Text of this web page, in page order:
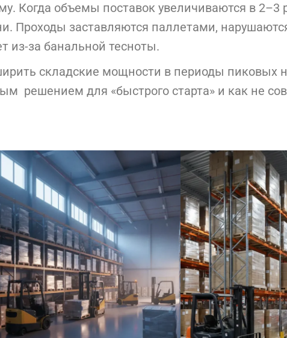
Когда объемы поставок увеличиваются в 2–3
Проходы заставляются паллетами,
из-за банальной тесноты.
складские мощности в периоды пиковых
решением для «быстрого старта» и как не
сезона»: